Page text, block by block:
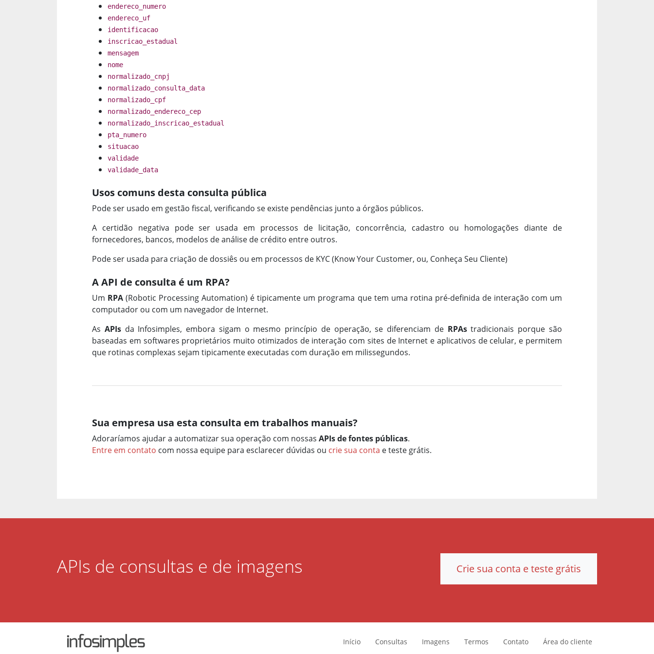
endereco_numero
endereco_uf
identificacao
inscricao_estadual
mensagem
nome
normalizado_cnpj
normalizado_consulta_data
normalizado_cpf
normalizado_endereco_cep
normalizado_inscricao_estadual
pta_numero
situacao
validade
validade_data
Usos comuns desta consulta pública
Pode ser usado em gestão fiscal, verificando se existe pendências junto a órgãos públicos.
A certidão negativa pode ser usada em processos de licitação, concorrência, cadastro ou homologações diante de
fornecedores, bancos, modelos de análise de crédito entre outros.
Pode ser usada para criação de dossiês ou em processos de KYC (Know Your Customer, ou, Conheça Seu Cliente)
A API de consulta é um RPA?
Um RPA (Robotic Processing Automation) é tipicamente um programa que tem uma rotina pré-definida de interação com um
computador ou com um navegador de Internet.
As APIsda Infosimples, embora sigam o mesmo princípio de operação, se diferenciam de RPAstradicionais porque são
baseadas em softwares proprietários muito otimizados de interação com sites de Internet e aplicativos de celular, e permitem
que rotinas complexas sejam tipicamente executadas com duração em milissegundos.
Sua empresa usa esta consulta em trabalhos manuais?
Adoraríamos ajudar a automatizar sua operação com nossas APIs de fontes públicas.
Entre em contato com nossa equipe para esclarecer dúvidas ou crie sua conta e teste grátis.
APIs de consultas e de imagens Crie sua conta e teste grátis
Início Consultas Imagens Termos Contato Área do cliente